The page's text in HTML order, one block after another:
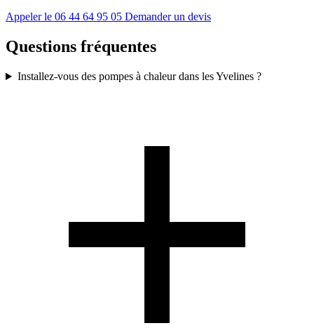
Appeler le 06 44 64 95 05 Demander un devis
Questions fréquentes
Installez-vous des pompes à chaleur dans les Yvelines ?